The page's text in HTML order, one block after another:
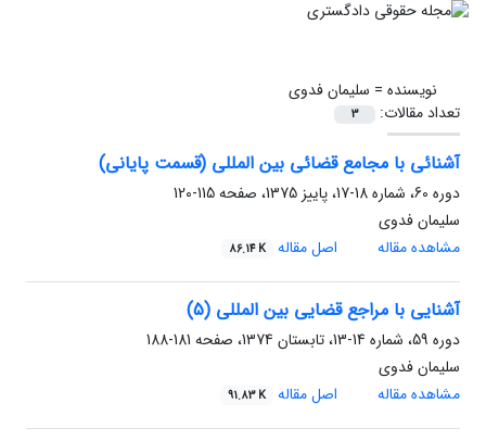
نویسنده = سلیمان فدوی
تعداد مقالات:
3
آشنائی با مجامع قضائی بین المللی (قسمت پایانی)
دوره 60، شماره 18-17، پاییز 1375، صفحه
115-120
سلیمان فدوی
مشاهده مقاله
اصل مقاله 86.14 K
آشنایی با مراجع قضایی بین المللی (5)
دوره 59، شماره 14-13، تابستان 1374، صفحه
181-188
سلیمان فدوی
مشاهده مقاله
اصل مقاله 91.83 K